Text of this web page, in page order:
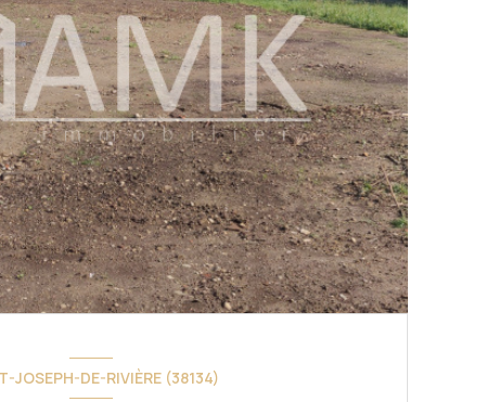
JOSEPH-DE-RIVIÈRE (38134)